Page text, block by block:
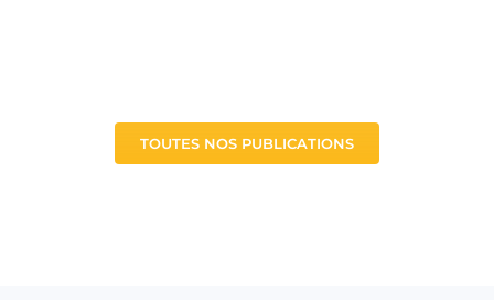
TOUTES NOS PUBLICATIONS